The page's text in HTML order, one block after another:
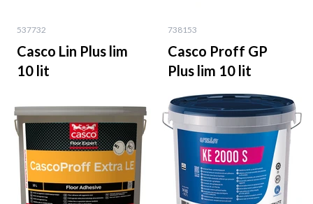
537732
Casco Lin Plus lim
10 lit
738153
Casco Proff GP
Plus lim 10 lit